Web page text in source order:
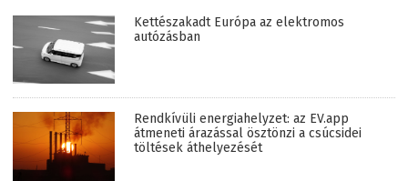
Kettészakadt Európa az elektromos
autózásban
Rendkívüli energiahelyzet: az EV.app
átmeneti árazással ösztönzi a csúcsidei
töltések áthelyezését